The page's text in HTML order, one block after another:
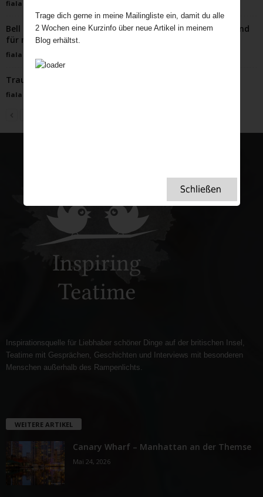
fiala
Bell Ringing Probe im Glockenturm – ein spannender Abend
für mich.
fiala
Traumhafte englische Herrenhäuser und Gärten
fiala
Inspirationsquelle für Liebhaber schöner Dinge auf der britischen Insel,
Teatime mit Gesprächen, Geschichten und Interviews mit besonderen
Menschen außerhalb des Rampenlichts.
WEITERE ARTIKEL
Canary Wharf – Manhattan an der Themse
Mai 24, 2026
Trage dich gerne in meine Mailingliste ein, damit du alle
2 Wochen eine Kurzinfo über neue Artikel in meinem
Blog erhältst.